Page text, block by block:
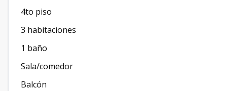
4to piso
3 habitaciones
1 baño
Sala/comedor
Balcón